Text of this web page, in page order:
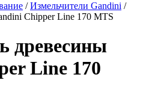
/Измельчители Gandini /
Chipper Line 170 MTS
древесины
Line 170